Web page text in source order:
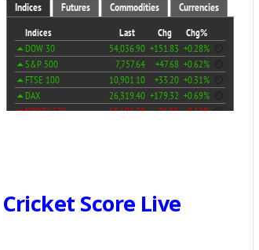
Cricket Score Live